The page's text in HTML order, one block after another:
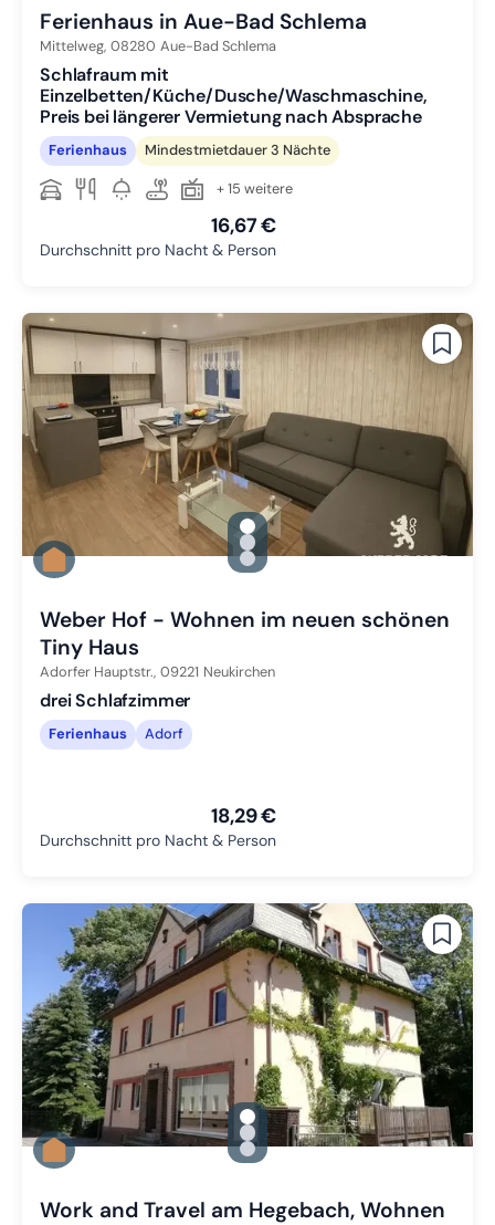
Ferienhaus in Aue-Bad Schlema
Mittelweg, 08280 Aue-Bad Schlema
Schlafraum mit
Einzelbetten/Küche/Dusche/Waschmaschine,
Preis bei längerer Vermietung nach Absprache
Ferienhaus Mindestmietdauer 3 Nächte
+ 15 weitere
16,67 €
Durchschnitt pro Nacht & Person
gallery.slide_selector
Zu Slide 1 wechseln
Zu Slide 2 wechseln
Zu Slide 3 wechseln
Weber Hof - Wohnen im neuen schönen
Tiny Haus
Adorfer Hauptstr., 09221 Neukirchen
drei Schlafzimmer
Ferienhaus Adorf
18,29 €
Durchschnitt pro Nacht & Person
gallery.slide_selector
Zu Slide 1 wechseln
Zu Slide 2 wechseln
Zu Slide 3 wechseln
Work and Travel am Hegebach, Wohnen